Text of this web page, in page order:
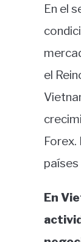
En el
el
Forex.
países
En